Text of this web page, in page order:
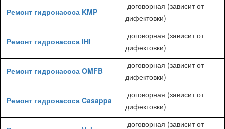
Ремонт гидронасоса KMP
договорная (зависит от
дифектовки)
Ремонт гидронасоса IHI
договорная (зависит от
дифектовки)
Ремонт гидронасоса OMFB
договорная (зависит от
дифектовки)
Ремонт гидронасоса Casappa
договорная (зависит от
дифектовки)
договорная (зависит от